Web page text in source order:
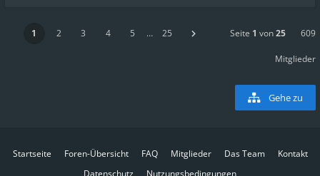
1 2 3 4 5 … 25 Seite 1 von25 609
Mitglieder
Gehe zu
Startseite Foren-Übersicht FAQ Mitglieder Das Team
Kontakt
Datenschutz
Nutzungsbedingungen